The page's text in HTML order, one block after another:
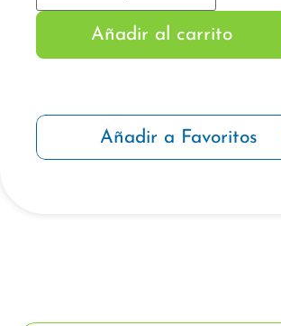
Añadir al carrito
Añadir a Favoritos